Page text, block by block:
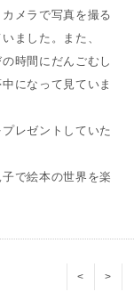
メラで写真を撮る
ました。また、
時間にだんごむし
になって見ていま
レゼントしていた
で絵本の世界を楽
< >